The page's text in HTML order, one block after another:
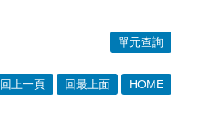
單元查詢
回上一頁 回最上面 HOME